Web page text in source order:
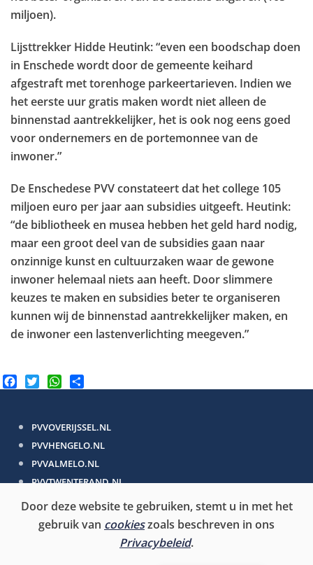
miljoen).
Lijsttrekker Hidde Heutink: “even een boodschap doen
in Enschede wordt door de gemeente keihard
afgestraft met torenhoge parkeertarieven. Indien we
het eerste uur gratis maken wordt niet alleen de
binnenstad aantrekkelijker, het is ook nog eens goed
voor ondernemers en de portemonnee van de
inwoner.”
De Enschedese PVV constateert dat het college 105
miljoen euro per jaar aan subsidies uitgeeft. Heutink:
“de bibliotheek en musea hebben het geld hard nodig,
maar een groot deel van de subsidies gaan naar
onzinnige kunst en cultuurzaken waar de gewone
inwoner helemaal niets aan heeft. Door slimmere
keuzes te maken en subsidies beter te organiseren
kunnen wij de binnenstad aantrekkelijker maken, en
de inwoner een lastenverlichting meegeven.”
PVVOVERIJSSEL.NL
PVVHENGELO.NL
PVVALMELO.NL
PVVTWENTERAND.NL
PVV.NL
PVV-EUROPA.NL
Door deze website te gebruiken, stemt u in met het
gebruik van cookieszoals beschreven in ons
Privacybeleid.